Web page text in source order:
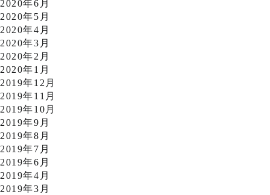
2020年6月
2020年5月
2020年4月
2020年3月
2020年2月
2020年1月
2019年12月
2019年11月
2019年10月
2019年9月
2019年8月
2019年7月
2019年6月
2019年4月
2019年3月